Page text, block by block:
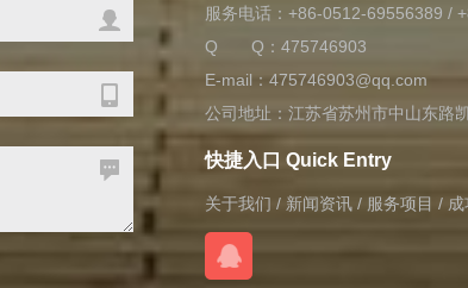
服务电话：+86-0512-69556389 /
Q Q： 475746903
E-mail：475746903@qq.com
公司地址：江苏省苏州市中山东路
快捷入口 Quick Entry
关于我们 / 新闻资讯 / 服务项目 / 成